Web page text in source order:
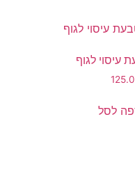
עיסוי לגוף
לסל